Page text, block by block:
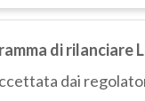
di rilanciare
dai